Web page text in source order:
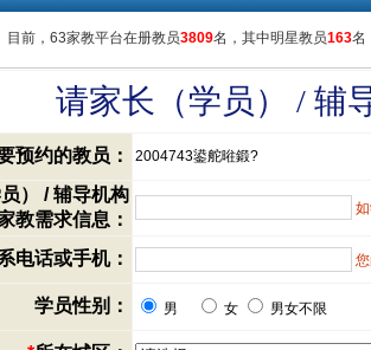
目前，63家教平台在册教员3809名，其中明星教员163名
请家长（学员） / 辅
预约的教员： 2004743鍙舵暀鍛?
） / 辅导机构
教需求信息：
电话或手机：
学员性别： 男 女 男女不限